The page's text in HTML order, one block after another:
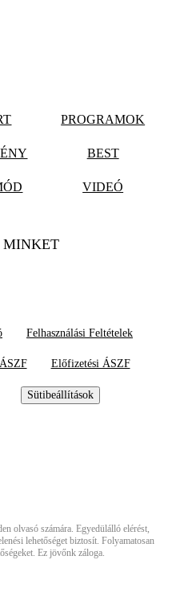
PROGRAMOK
BEST
VIDEÓ
MINKET
Felhasználási Feltételek
Előfizetési ÁSZF
Sütibeállítások
olvasó számára. Egyedülálló elérést,
lehetőséget biztosít. Folyamatosan
Ez jövőnk záloga.